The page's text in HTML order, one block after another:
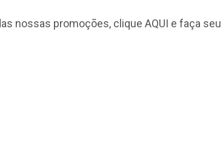
nossas promoções, clique AQUI e faça